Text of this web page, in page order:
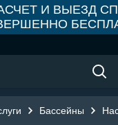
И ВЫЕЗД
Бассейны